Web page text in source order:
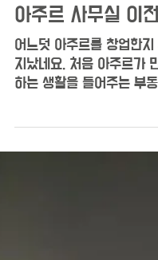
아주르 사무실 이
어느덧 아주르를 창업한
지났네요. 처음 아주르가 만들어 졌을때 내가 원
겠다 라는 생각을 가지고
억에 남습니다.